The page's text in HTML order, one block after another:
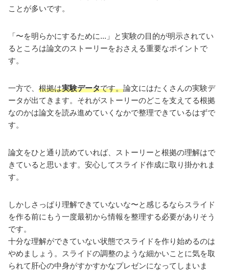
ことが多いです。
「〜を明らかにするために...」と実験の目的が明示されてい
るところは論文のストーリーをおさえる重要なポイントで
す。
一方で、 根拠は実験データです。論文にはたくさんの実験デ
ータが出てきます。それがストーリーのどこを支えてる根拠
なのかは論文を読み進めていくなかで整理できているはずで
す。
論文をひと通り読めていれば、ストーリーと根拠の理解はで
きていると思います。安心してスライド作成に取り掛かれま
す。
しかしさっぱり理解できていないな〜と感じるならスライド
を作る前にもう一度最初から情報を整理する必要がありそう
です。
十分な理解ができていない状態でスライドを作り始めるのは
やめましょう。スライドの調整のような細かいことに気を取
られて肝心の中身がすかすかなプレゼンになってしまいま